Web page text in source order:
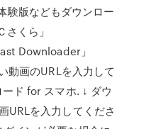
験版などもダウンロー
くら」
Downloader」
動画のURLを入力して
ド for スマホ. ↓ ダウ
URLを入力してくださ